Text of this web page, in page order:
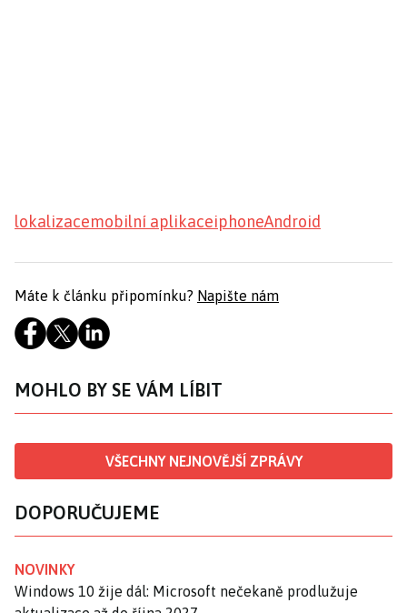
lokalizacemobilní aplikaceiphoneAndroid
Máte k článku připomínku? Napište nám
MOHLO BY SE VÁM LÍBIT
VŠECHNY NEJNOVĚJŠÍ ZPRÁVY
DOPORUČUJEME
NOVINKY
Windows 10 žije dál: Microsoft nečekaně prodlužuje